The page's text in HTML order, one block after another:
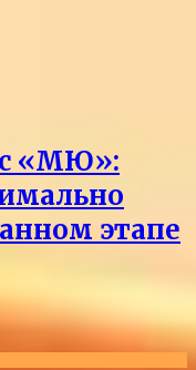
«МЮ»:
этапе